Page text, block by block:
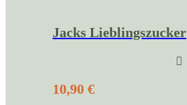
Jacks Lieblingszucker
10,90 €